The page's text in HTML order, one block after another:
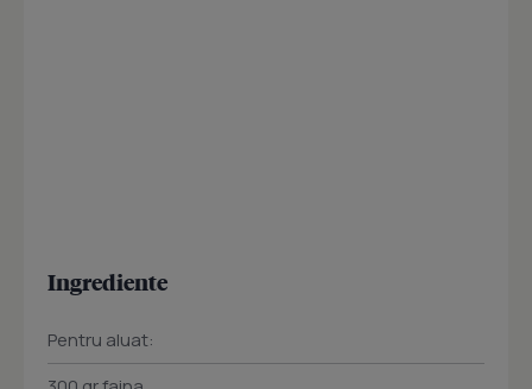
Ingrediente
Pentru aluat: